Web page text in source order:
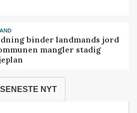
binder landmands jord
mangler stadig
SENESTE NYT